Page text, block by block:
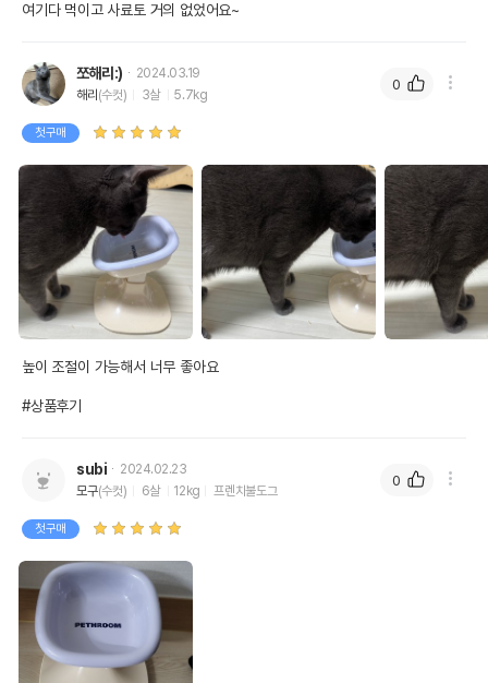
여기다 먹이고 사료토 거의 없었어요~
쪼해리:)
2024.03.19
해리 (수컷) 3살 5.7kg
첫구매
높이 조절이 가능해서 너무 좋아요
#상품후기
0
subi
2024.02.23
모구(수컷) 6살 12kg 프렌치불도그
첫구매
0